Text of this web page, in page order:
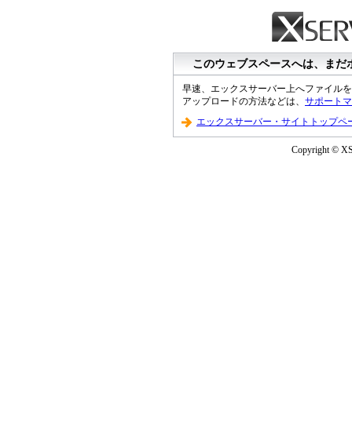
このウェブスペースへは、ま
早速、エックスサーバー上へファイル
アップロードの方法などは、 サポート
エックスサーバー・サイトトップペ
Copyright ©